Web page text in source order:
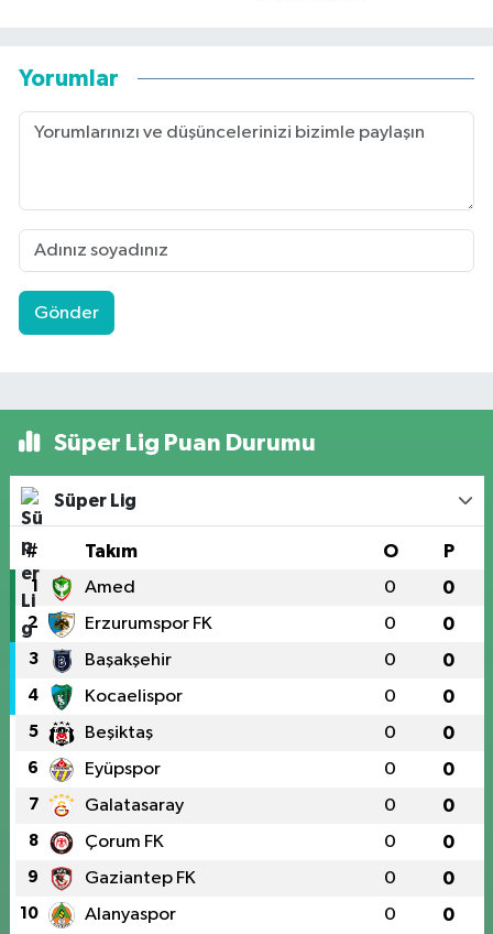
Yorumlar
Gönder
Süper Lig Puan Durumu
Süper Lig
# Takım O P
1 Amed 0 0
2 Erzurumspor FK 0 0
3 Başakşehir 0 0
4 Kocaelispor 0 0
5 Beşiktaş 0 0
6 Eyüpspor 0 0
7 Galatasaray 0 0
8 Çorum FK 0 0
9 Gaziantep FK 0 0
10 Alanyaspor 0 0